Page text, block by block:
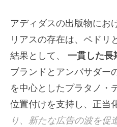
アディダスの出版物にお
リアスの存在は、ペドリ
結果として、 一貫した長
ブランドとアンバサダー
を中心としたプラタノ・
位置付けを支持し、正当
り、新たな広告の波を促